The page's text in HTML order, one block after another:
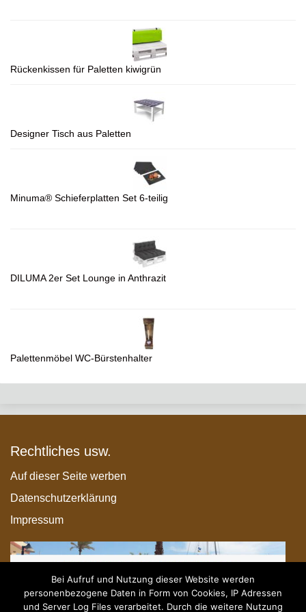
Rückenkissen für Paletten kiwigrün
Designer Tisch aus Paletten
Minuma® Schieferplatten Set 6-teilig
DILUMA 2er Set Lounge in Anthrazit
Palettenmöbel WC-Bürstenhalter
Rechtliches usw.
Auf dieser Seite werben
Datenschutzerklärung
Impressum
Bei Aufruf und Nutzung dieser Website werden
personenbezogene Daten in Form von Cookies, IP Adressen
und Server Log Files verarbeitet. Durch die weitere Nutzung